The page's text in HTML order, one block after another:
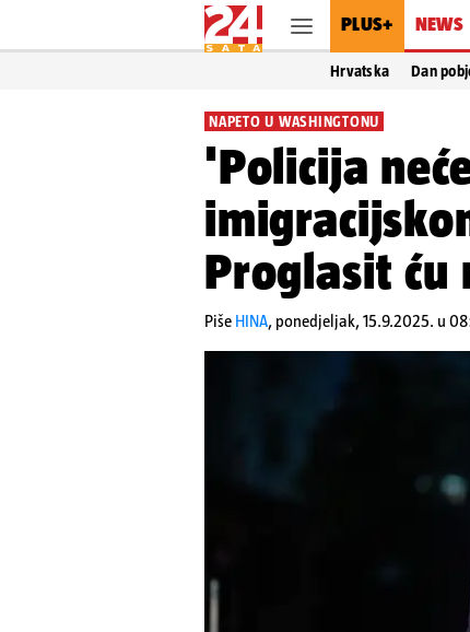
PLUS+ NEWS
Hrvatska Dan
NAPETO U WASHINGTONU
'Policija
Proglasit ću
Piše HINA, ponedjeljak, 15.9.2025. u